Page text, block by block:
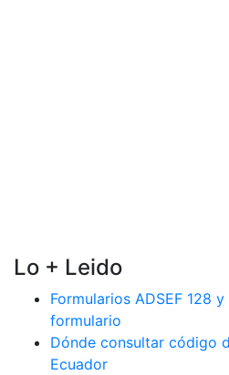
Lo + Leido
Formularios ADSEF 128
formulario
Dónde consultar código
Ecuador